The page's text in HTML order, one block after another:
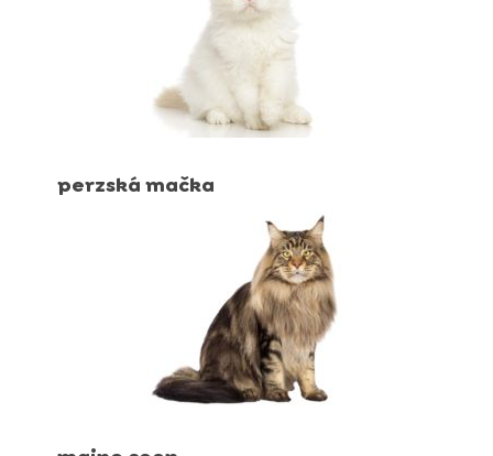
perzská mačka